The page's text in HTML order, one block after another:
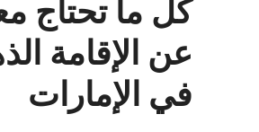
كل ما تحتاج
عن الإقامة
في الإمارات